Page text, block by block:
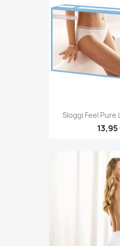
Sloggi Feel Pure
13,95